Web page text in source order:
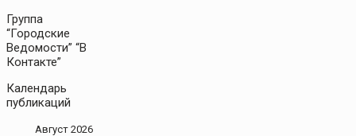
Группа
“Городские
Ведомости” “В
Контакте”
Календарь
публикаций
Август 2026